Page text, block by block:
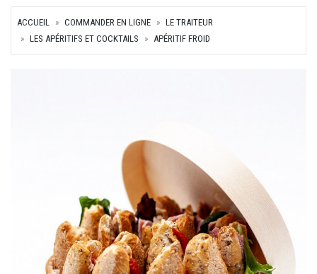
ACCUEIL COMMANDER EN LIGNE
LE TRAITEUR
LES APÉRITIFS ET COCKTAILS
APÉRITIF FROID